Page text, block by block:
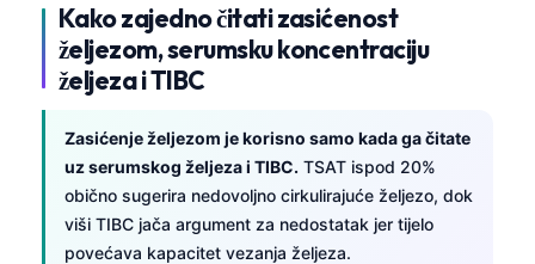
Kako zajedno čitati zasićenost
željezom, serumsku koncentraciju
željeza i TIBC
Zasićenje željezom je korisno samo kada ga čitate
uz serumskog željeza i TIBC. TSAT ispod 20%
obično sugerira nedovoljno cirkulirajuće željezo, dok
viši TIBC jača argument za nedostatak jer tijelo
povećava kapacitet vezanja željeza.